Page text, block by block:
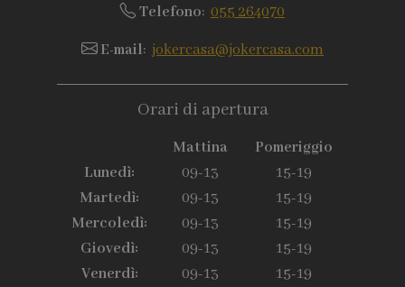
Telefono: 055 264070
E-mail: jokercasa@jokercasa.com
Orari di apertura
Mattina
Pomeriggio
Lunedì:
09-13
15-19
Martedì:
09-13
15-19
Mercoledì:
09-13
15-19
Giovedì:
09-13
15-19
Venerdì:
09-13
15-19